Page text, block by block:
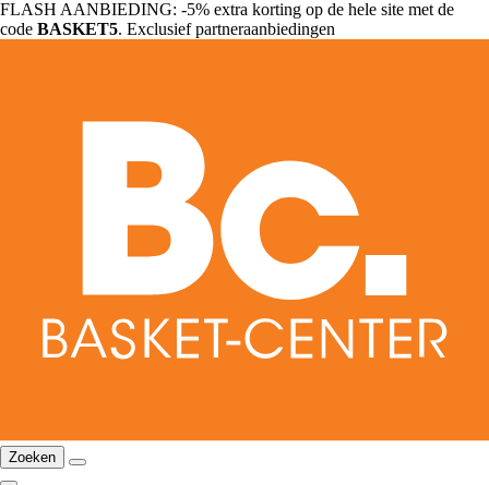
FLASH AANBIEDING: -5% extra korting op de hele site met de
code BASKET5. Exclusief partneraanbiedingen
Zoeken